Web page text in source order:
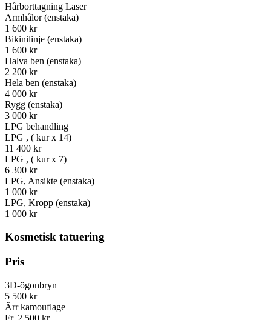
Hårborttagning Laser
Armhålor (enstaka)
1 600 kr
Bikinilinje (enstaka)
1 600 kr
Halva ben (enstaka)
2 200 kr
Hela ben (enstaka)
4 000 kr
Rygg (enstaka)
3 000 kr
LPG behandling
LPG , ( kur x 14)
11 400 kr
LPG , ( kur x 7)
6 300 kr
LPG, Ansikte (enstaka)
1 000 kr
LPG, Kropp (enstaka)
1 000 kr
Kosmetisk tatuering
Pris
3D-ögonbryn
5 500 kr
Ärr kamouflage
Fr. 2 500 kr